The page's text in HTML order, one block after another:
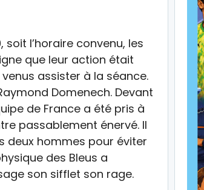
soit l’horaire convenu, les
que leur action était
assister à la séance.
Domenech. Devant
de France a été pris à
passablement énervé. Il
deux hommes pour éviter
des Bleus a
son sifflet son rage.